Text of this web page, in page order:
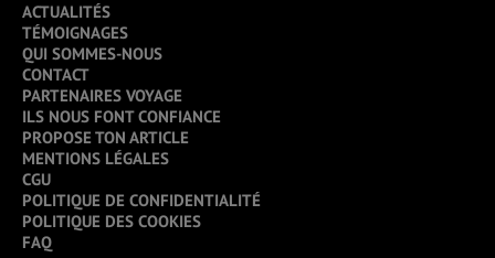
ACTUALITÉS
TÉMOIGNAGES
QUI SOMMES-NOUS
CONTACT
PARTENAIRES VOYAGE
ILS NOUS FONT CONFIANCE
PROPOSE TON ARTICLE
MENTIONS LÉGALES
CGU
POLITIQUE DE CONFIDENTIALITÉ
POLITIQUE DES COOKIES
FAQ